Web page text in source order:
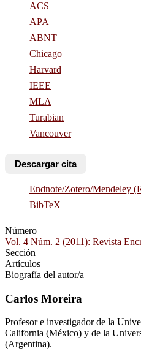
ACS
APA
ABNT
Chicago
Harvard
IEEE
MLA
Turabian
Vancouver
Descargar cita
Endnote/Zotero/Mendeley
BibTeX
Número
Vol. 4 Núm. 2 (2011): Revista
Sección
Artículos
Biografía del autor/a
Carlos Moreira
Profesor e investigador de la
California (México) y de la
(Argentina).